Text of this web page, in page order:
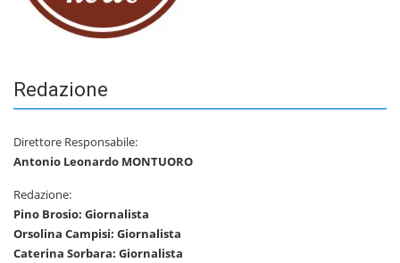
Redazione
Direttore Responsabile:
Antonio Leonardo MONTUORO
Redazione:
Pino Brosio: Giornalista
Orsolina Campisi: Giornalista
Caterina Sorbara: Giornalista